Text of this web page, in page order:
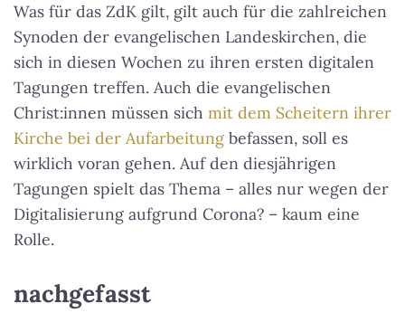
Was für das ZdK gilt, gilt auch für die zahlreichen
Synoden der evangelischen Landeskirchen, die
sich in diesen Wochen zu ihren ersten digitalen
Tagungen treffen. Auch die evangelischen
Christ:innen müssen sich mit dem Scheitern ihrer
Kirche bei der Aufarbeitung befassen, soll es
wirklich voran gehen. Auf den diesjährigen
Tagungen spielt das Thema – alles nur wegen der
Digitalisierung aufgrund Corona? – kaum eine
Rolle.
nachgefasst